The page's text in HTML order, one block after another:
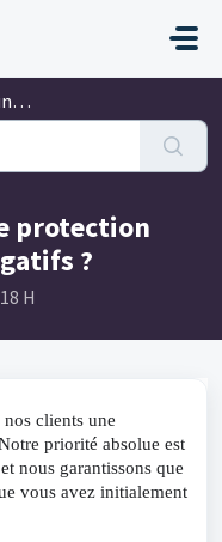
?
protection
?
H
clients une
priorité absolue est
nous garantissons que
vous avez initialement